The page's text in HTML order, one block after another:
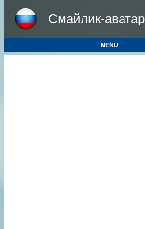
Смайлик-аватар
MENU